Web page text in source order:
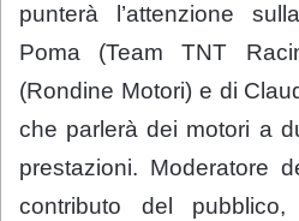
punterà l’attenzione
Poma (Team TNT
(Rondine Motori) e di
che parlerà dei motori a
prestazioni. Moderatore
contributo del